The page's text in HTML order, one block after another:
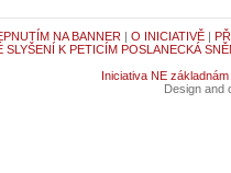
NA BANNER | O INICIATIVĚ|
SLYŠENÍ K PETICÍM POSLANECKÁ
Iniciativa NE základnám
Design and